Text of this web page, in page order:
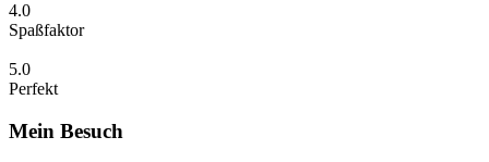
4.0
Spaßfaktor
5.0
Perfekt
Mein Besuch